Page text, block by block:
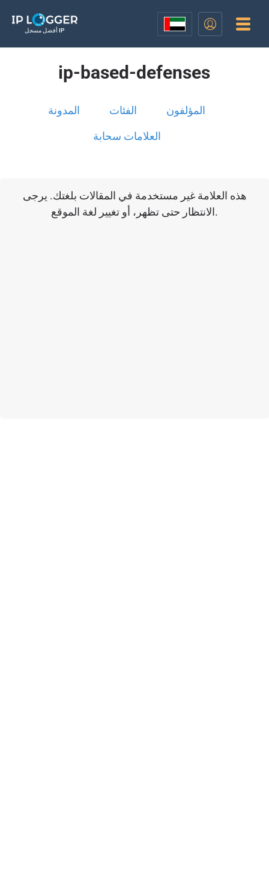
أفضل مسجل IP
ip-based-defenses
المدونة الفئات المؤلفون
العلامات سحابة